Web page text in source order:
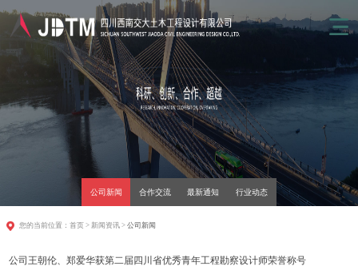
公司新闻 合作交流 最新通知 行业动态
您的当前位置： 首页 > 新闻资讯 > 公司新闻
公司王朝伦、郑爱华获第二届四川省优秀青年工程勘察设计师荣誉称号